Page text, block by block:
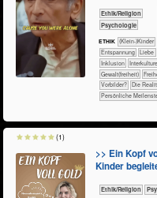
​​​​​​​​​​Ethik/​Religion
​​​​​​​​​​Psychologie
ETHIK (Klein-)Kinder
​​​​​​​​​​​​​Entspannung
​​​​​​​​​​​​Liebe
​​​​​​​​Inklusion
​​​​Gewalt(freiheit)
​​Vorbilder?
​Die
Persönliche
>> Ein Kopf
Kinder
​​​​​​​​​​Ethik/​Religion
(1)